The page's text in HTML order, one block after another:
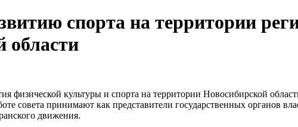
спорта на территории
области
физической культуры и спорта на территории Новосибирской
совета принимают как представители государственных органов
движения.